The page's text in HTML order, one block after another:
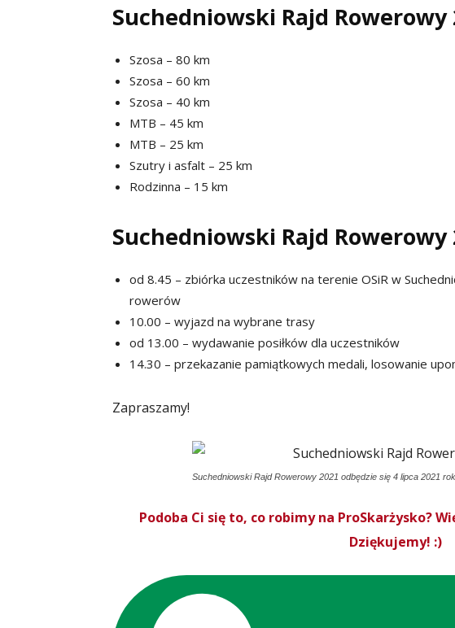
Suchedniowski Rajd Rowerowy
Szosa – 80 km
Szosa – 60 km
Szosa – 40 km
MTB – 45 km
MTB – 25 km
Szutry i asfalt – 25 km
Rodzinna – 15 km
Suchedniowski Rajd Rowerowy
od 8.45 – zbiórka uczestników na terenie OSiR w
rowerów
10.00 – wyjazd na wybrane trasy
od 13.00 – wydawanie posiłków dla uczestników
14.30 – przekazanie pamiątkowych medali, losowanie
Zapraszamy!
Suchedniowski Rajd Rowerowy 2021 odbędzie się 4 lipca 2021
Podoba Ci się to, co robimy na ProSkarżysko?
Dziękujemy! :)